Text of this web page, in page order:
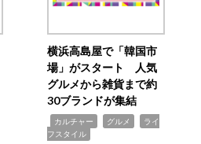
横浜高島屋で「韓国市
場」がスタート 人気
グルメから雑貨まで約
30ブランドが集結
カルチャー グルメ
ライ
フスタイル